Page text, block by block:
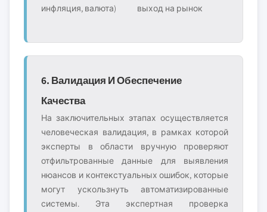
инфляция, валюта)
выход на рынок
6. Валидация И Обеспечение
Качества
На заключительных этапах осуществляется
человеческая валидация, в рамках которой
эксперты в области вручную проверяют
отфильтрованные данные для выявления
нюансов и контекстуальных ошибок, которые
могут ускользнуть автоматизированные
системы. Эта экспертная проверка